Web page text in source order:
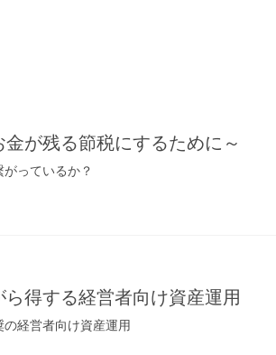
が残る節税にするために～
っているか？
ら得する経営者向け資産運用
経営者向け資産運用